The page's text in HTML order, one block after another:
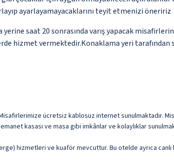
ayarlayamayacaklarını teyit etmenizi öneririz
yerine saat 20 sonrasında varış yapacak
hizmet vermektedir.Konaklama yeri
ücretsiz kablosuz internet sunulmaktadır.
kasası ve masa gibi imkânlar ve kolaylıklar
hizmetleri ve kuaför mevcuttur. Bu otelde ayrıca